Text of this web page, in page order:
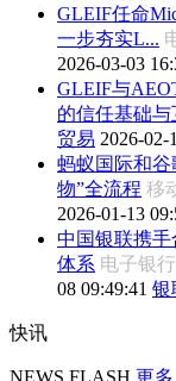
GLEIF任命
一步夯实L...
2026-03-03
GLEIF与
的信任基础与
贸易 2026-02-
蚂蚁国际和谷
物”全流程 移
2026-01-13
中国银联携手
体系 电子银
08 09:49:41 银
快讯
NEWS FLASH 更多